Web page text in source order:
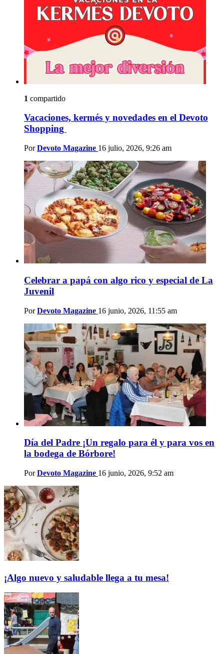
1 compartido
Vacaciones, kermés y novedades en el Devoto
Shopping
Por Devoto Magazine 16 julio, 2026, 9:26 am
Celebrar a papá con algo rico y especial de La
Juvenil
Por Devoto Magazine 16 junio, 2026, 11:55 am
Día del Padre ¡Un regalo para él y para vos en
la bodega de Bórbore!
Por Devoto Magazine 16 junio, 2026, 9:52 am
¡Algo nuevo y saludable llega a tu mesa!